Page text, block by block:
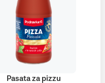
Pasata za pizzu